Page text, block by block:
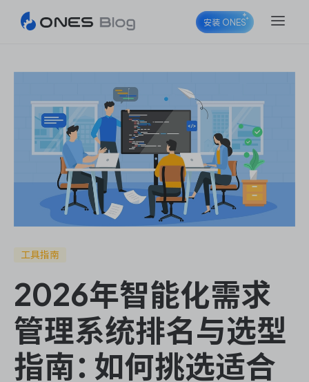
ONES Project
ONES Wiki
ONES Desk
ONES Assistant
安装 ONES
工具指南
2026年智能化需求
管理系统排名与选型
指南：如何挑选适合